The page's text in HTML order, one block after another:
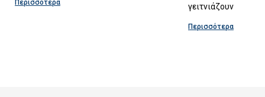
Περισσότερα
γειτνιάζουν
Περισσότερα